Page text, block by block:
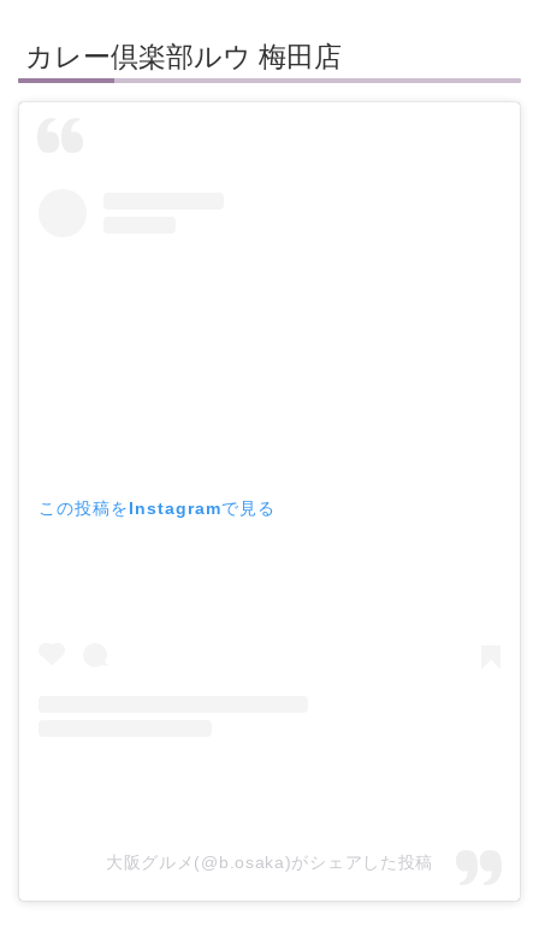
カレー倶楽部ルウ 梅田店
この投稿をInstagramで見る
大阪グルメ(@b.osaka)がシェアした投稿